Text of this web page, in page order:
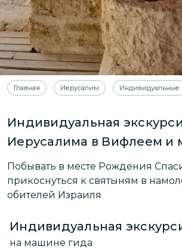
Главная Иерусалим Индивидуальные
Индивидуальная
Иерусалима в Вифлеем и
Побывать в месте Рождения
прикоснуться к святыням в
обителей Израиля
Индивидуальная
на машине гида